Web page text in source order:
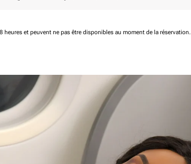
et peuvent ne pas être disponibles au moment de la réservation.